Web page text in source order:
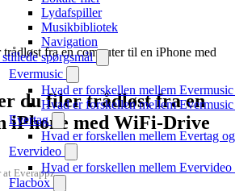
Lydafspiller
Musikbibliotek
Navigation
spørgsmål
Evermusic
Hvad er forskellen mellem
Hvad er forskellen mellem
Evertag
Hvad er forskellen mellem Evertag
Evervideo
Hvad er forskellen mellem
Flacbox
fra en computer til en iPhone med
du filer trådløst fra en
iPhone med WiFi-Drive
Everappz